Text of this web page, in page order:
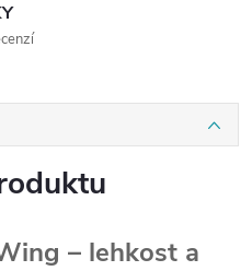
– lehkost a